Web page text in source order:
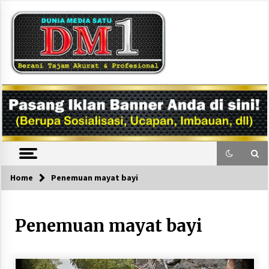
content
DM1
Home Penemuan mayat bayi
Penemuan mayat bayi